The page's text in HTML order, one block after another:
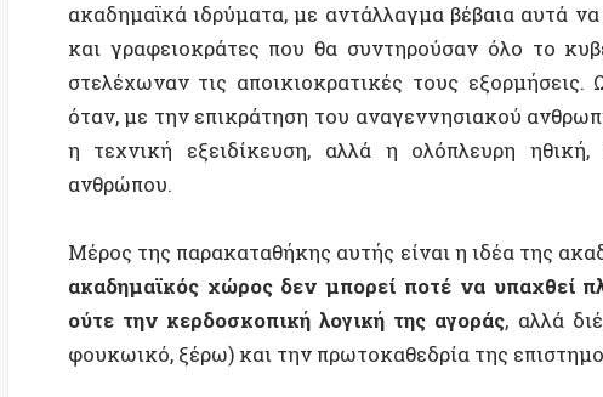
η τεχνική εξειδίκευση, αλλά η ολόπλευρη ηθική,
ανθρώπου.
Μέρος της παρακαταθήκης αυτής είναι η ιδέα της
ακαδημαϊκός χώρος δεν μπορεί ποτέ να υπαχθεί πλήρως
ούτε την κερδοσκοπική λογική της αγοράς
, αλλά
φουκωικό, ξέρω) και την πρωτοκαθεδρία της επιστημονικής
Όλα αυτά βέβαια πάντα ήταν σχετικά˙ δεν
αμέτοχο στις καταστροφές και τα θαύματα με τα
νεωτερικότητα όπως την ξέρουμε –κάθε άλλο– αλλά ότι
ασυλία στην ελεύθερη σκέψη και γνώμη, και έτσι